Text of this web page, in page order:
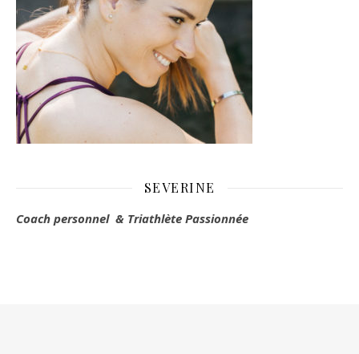
SEVERINE
Coach personnel & Triathlète Passionnée